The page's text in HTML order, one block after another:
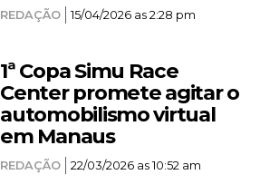
REDAÇÃO 15/04/2026 as 2:28 pm
1ª Copa Simu Race
Center promete agitar o
automobilismo virtual
em Manaus
REDAÇÃO 22/03/2026 as 10:52 am